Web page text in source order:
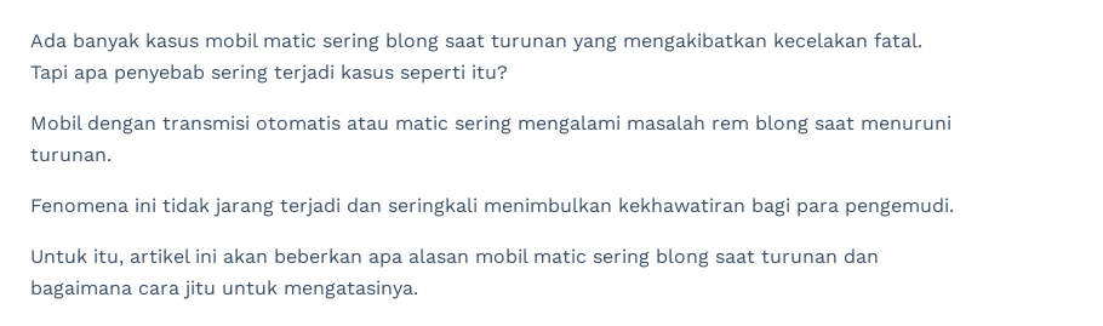
Ada banyak kasus mobil matic sering blong saat turunan yang mengakibatkan kecelakan fatal.
Tapi apa penyebab sering terjadi kasus seperti itu?
Mobil dengan transmisi otomatis atau matic sering mengalami masalah rem blong saat menuruni
turunan.
Fenomena ini tidak jarang terjadi dan seringkali menimbulkan kekhawatiran bagi para pengemudi.
Untuk itu, artikel ini akan beberkan apa alasan mobil matic sering blong saat turunan dan
bagaimana cara jitu untuk mengatasinya.